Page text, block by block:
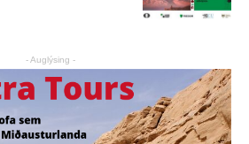
- Auglýsing -